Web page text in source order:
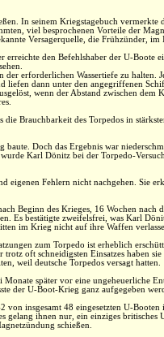
In seinem Kriegstagebuch
viel besprochenen Vorteile der
Versagerquelle, die Frühzünder,
den Befehlshaber der U-Boote
erforderlichen Wassertiefe zu halten.
liefen dann unter den angegriffenen
wenn der Abstand zwischen dem
Brauchbarkeit des Torpedos in
Doch das Ergebnis war
Karl Dönitz bei der Torpedo-
eigenen Fehlern nicht nachgehen. Sie
Beginn des Krieges, 16 Wochen nach
Es bestätigte zweifelsfrei, was Karl
im Krieg nicht auf ihre Waffen
zum Torpedo ist erheblich
oft schneidigsten Einsatzes haben
weil deutsche Torpedos versagt hatten.
später vor eine ungeheuerliche
der U-Boot-Krieg ganz aufgegeben
insgesamt 48 eingesetzten U-
ihnen nur, ein einziges britisches
schießen.